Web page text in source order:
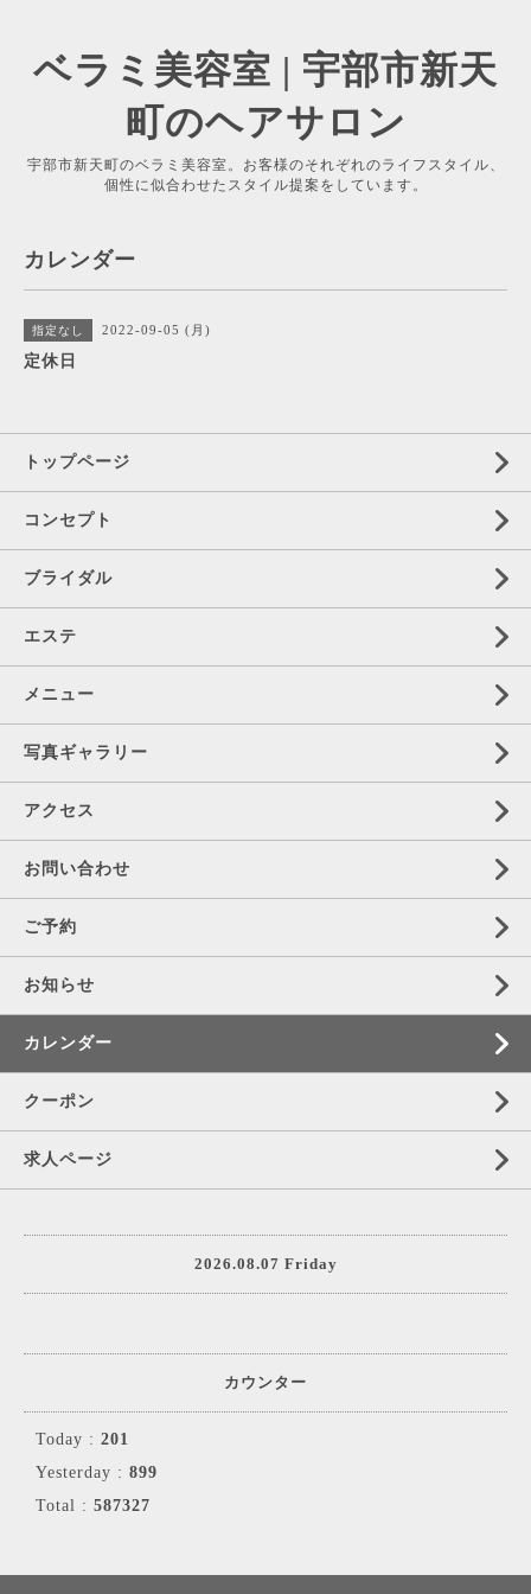
ベラミ美容室 | 宇部市新天
町のヘアサロン
宇部市新天町のベラミ美容室。お客様のそれぞれのライフスタイル、
個性に似合わせたスタイル提案をしています。
カレンダー
指定なし 2022-09-05 (月)
定休日
トップページ
コンセプト
ブライダル
エステ
メニュー
写真ギャラリー
アクセス
お問い合わせ
ご予約
お知らせ
カレンダー
クーポン
求人ページ
2026.08.07 Friday
カウンター
Today : 201
Yesterday : 899
Total : 587327